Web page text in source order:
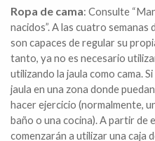
Ropa de cama: Consulte
nacidos”. A las cuatro
son capaces de regular su
tanto, ya no es necesario
utilizando la jaula como cama.
jaula en una zona donde
hacer ejercicio (normalmente,
baño o una cocina). A partir de
comenzarán a utilizar una caja